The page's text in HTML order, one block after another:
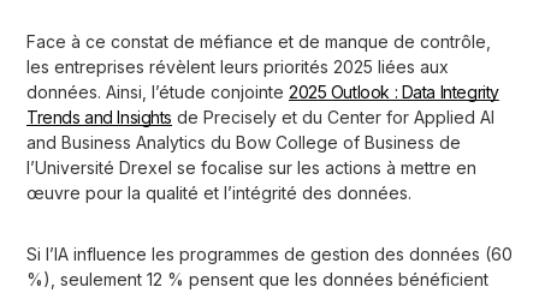
Face à ce constat de méfiance et de manque de contrôle,
les entreprises révèlent leurs priorités 2025 liées aux
données. Ainsi, l’étude conjointe 2025 Outlook : Data Integrity
Trends and Insights de Precisely et du Center for Applied AI
and Business Analytics du Bow College of Business de
l’Université Drexel se focalise sur les actions à mettre en
œuvre pour la qualité et l’intégrité des données.
Si l’IA influence les programmes de gestion des données (60
%), seulement 12 % pensent que les données bénéficient